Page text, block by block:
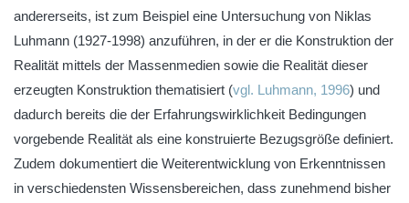
andererseits, ist zum Beispiel eine Untersuchung von Niklas
Luhmann (1927-1998) anzuführen, in der er die Konstruktion der
Realität mittels der Massenmedien sowie die Realität dieser
erzeugten Konstruktion thematisiert (vgl. Luhmann, 1996) und
dadurch bereits die der Erfahrungswirklichkeit Bedingungen
vorgebende Realität als eine konstruierte Bezugsgröße definiert.
Zudem dokumentiert die Weiterentwicklung von Erkenntnissen
in verschiedensten Wissensbereichen, dass zunehmend bisher